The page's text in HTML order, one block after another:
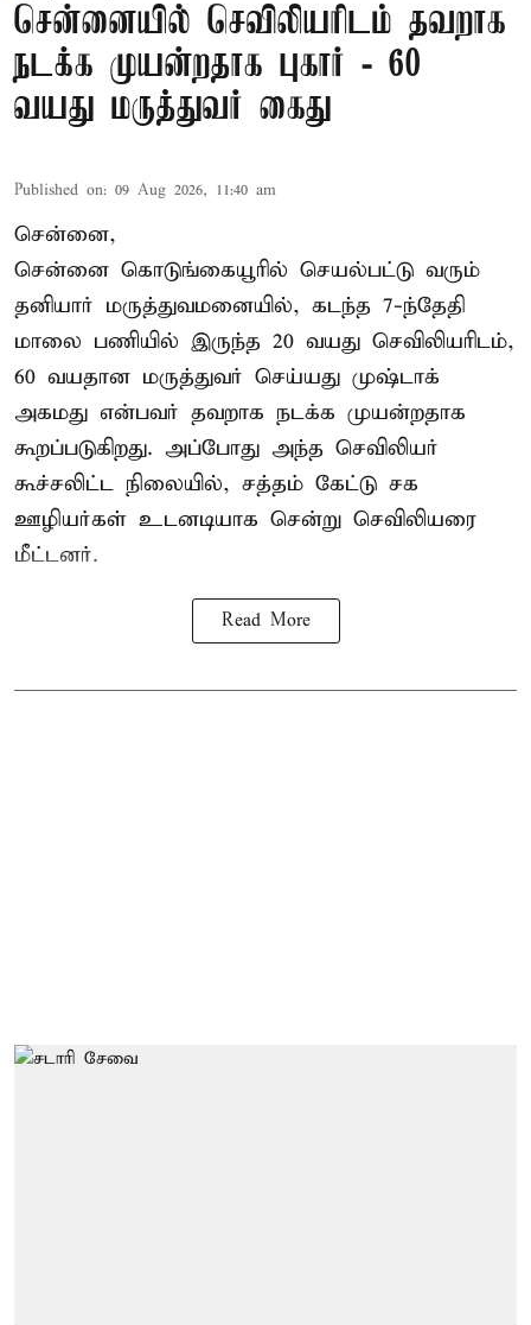
சென்னையில் செவிலியரிடம் தவறாக
நடக்க முயன்றதாக புகார் - 60
வயது மருத்துவர் கைது
Published on: 09 Aug 2026, 11:40 am
சென்னை,
சென்னை கொடுங்கையூரில் செயல்பட்டு வரும்
தனியார் மருத்துவமனையில், கடந்த 7-ந்தேதி
மாலை பணியில் இருந்த 20 வயது செவிலியரிடம்,
60 வயதான மருத்துவர் செய்யது முஷ்டாக்
அகமது என்பவர் தவறாக நடக்க முயன்றதாக
கூறப்படுகிறது. அப்போது அந்த செவிலியர்
கூச்சலிட்ட நிலையில், சத்தம் கேட்டு சக
ஊழியர்கள் உடனடியாக சென்று செவிலியரை
மீட்டனர்.
Read More